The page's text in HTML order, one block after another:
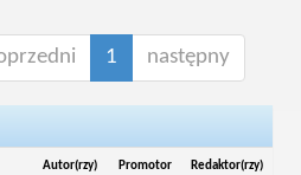
1 następny
Autor(rzy) Promotor Redaktor(rzy)